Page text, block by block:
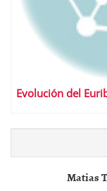
Evolución del
Matias